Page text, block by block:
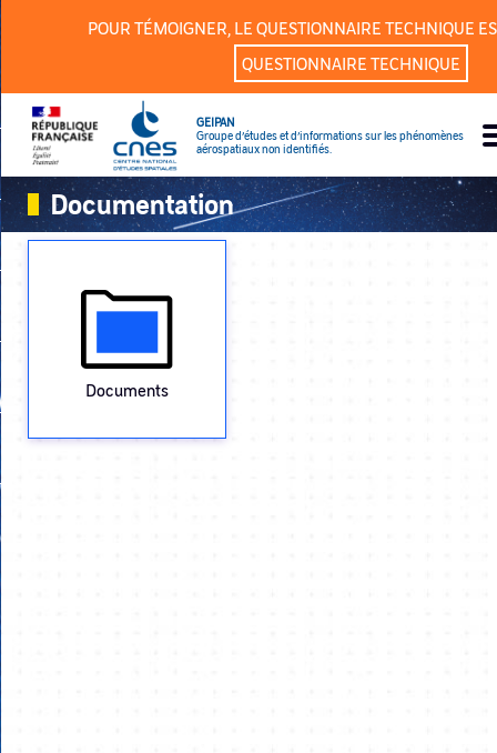
POUR TÉMOIGNER, LE QUESTIONNAIRE TECHNIQUE
QUESTIONNAIRE TECHNIQUE
GEIPAN
Groupe d’études et d’informations sur les phénomènes
aérospatiaux non identifiés.
Documentation
Documents